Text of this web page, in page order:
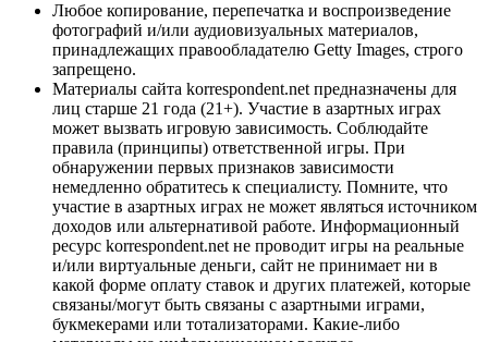
Любое копирование, перепечатка и воспроизведение
фотографий и/или аудиовизуальных материалов,
принадлежащих правообладателю Getty Images, строго
запрещено.
Материалы сайта korrespondent.net предназначены для
лиц старше 21 года (21+). Участие в азартных играх
может вызвать игровую зависимость. Соблюдайте
правила (принципы) ответственной игры. При
обнаружении первых признаков зависимости
немедленно обратитесь к специалисту. Помните, что
участие в азартных играх не может являться источником
доходов или альтернативой работе. Информационный
ресурс korrespondent.net не проводит игры на реальные
и/или виртуальные деньги, сайт не принимает ни в
какой форме оплату ставок и других платежей, которые
связаны/могут быть связаны с азартными играми,
букмекерами или тотализаторами. Какие-либо